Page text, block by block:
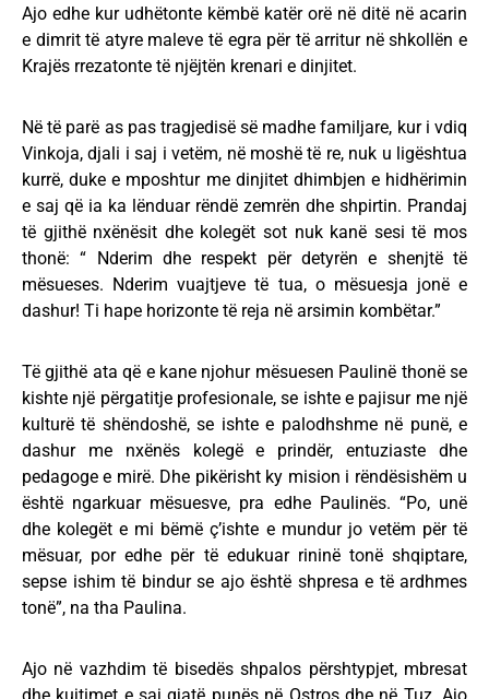
Ajo edhe kur udhëtonte këmbë katër orë në ditë në acarin
e dimrit të atyre maleve të egra për të arritur në shkollën e
Krajës rrezatonte të njëjtën krenari e dinjitet.
Në të parë as pas tragjedisë së madhe familjare, kur i vdiq
Vinkoja, djali i saj i vetëm, në moshë të re, nuk u ligështua
kurrë, duke e mposhtur me dinjitet dhimbjen e hidhërimin
e saj që ia ka lënduar rëndë zemrën dhe shpirtin. Prandaj
të gjithë nxënësit dhe kolegët sot nuk kanë sesi të mos
thonë: “ Nderim dhe respekt për detyrën e shenjtë të
mësueses. Nderim vuajtjeve të tua, o mësuesja jonë e
dashur! Ti hape horizonte të reja në arsimin kombëtar.”
Të gjithë ata që e kane njohur mësuesen Paulinë thonë se
kishte një përgatitje profesionale, se ishte e pajisur me një
kulturë të shëndoshë, se ishte e palodhshme në punë, e
dashur me nxënës kolegë e prindër, entuziaste dhe
pedagoge e mirë. Dhe pikërisht ky mision i rëndësishëm u
është ngarkuar mësuesve, pra edhe Paulinës. “Po, unë
dhe kolegët e mi bëmë ç’ishte e mundur jo vetëm për të
mësuar, por edhe për të edukuar rininë tonë shqiptare,
sepse ishim të bindur se ajo është shpresa e të ardhmes
tonë”, na tha Paulina.
Ajo në vazhdim të bisedës shpalos përshtypjet, mbresat